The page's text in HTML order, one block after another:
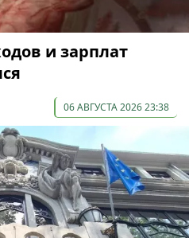
и зарплат
06 АВГУСТА 2026 23:38